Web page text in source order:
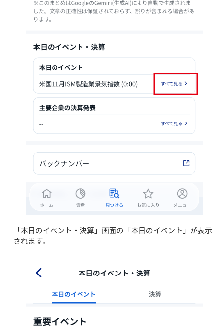
「本日のイベント・決算」画面の「本日のイベント」が表示
されます。